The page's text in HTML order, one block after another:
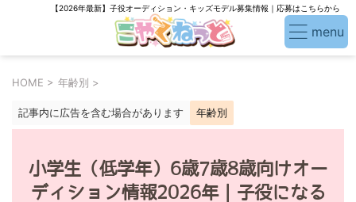
【2026年最新】子役オーディション・キッズモデル募集情報｜応募はこちらから
HOME > 年齢別 >
記事内に広告を含む場合があります 年齢別
小学生（低学年）6歳7歳8歳向けオー
ディション情報2026年｜子役になる